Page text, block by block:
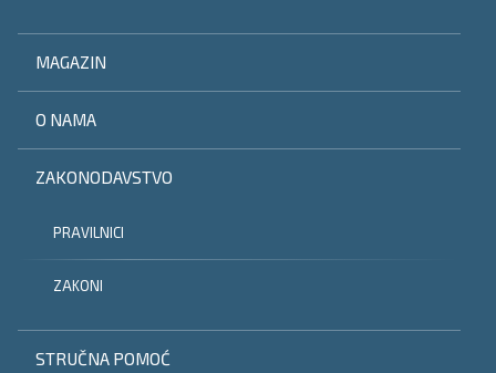
MAGAZIN
O NAMA
ZAKONODAVSTVO
PRAVILNICI
ZAKONI
STRUČNA POMOĆ